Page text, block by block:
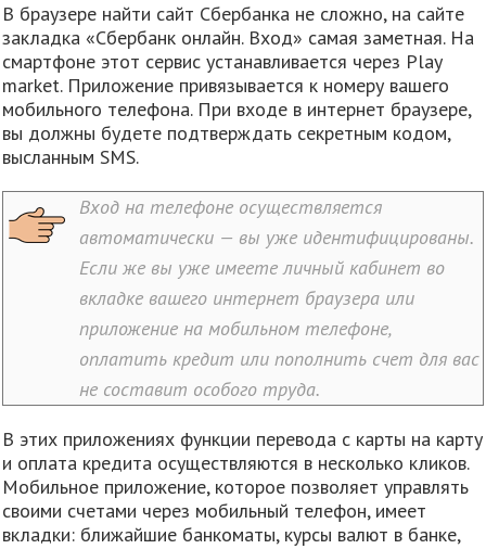
В браузере найти сайт Сбербанка не сложно, на сайте
закладка «Сбербанк онлайн. Вход» самая заметная. На
смартфоне этот сервис устанавливается через Play
market. Приложение привязывается к номеру вашего
мобильного телефона. При входе в интернет браузере,
вы должны будете подтверждать секретным кодом,
высланным SMS.
Вход на телефоне осуществляется
автоматически — вы уже идентифицированы.
Если же вы уже имеете личный кабинет во
вкладке вашего интернет браузера или
приложение на мобильном телефоне,
оплатить кредит или пополнить счет для вас
не составит особого труда.
В этих приложениях функции перевода с карты на карту
и оплата кредита осуществляются в несколько кликов.
Мобильное приложение, которое позволяет управлять
своими счетами через мобильный телефон, имеет
вкладки: ближайшие банкоматы, курсы валют в банке,